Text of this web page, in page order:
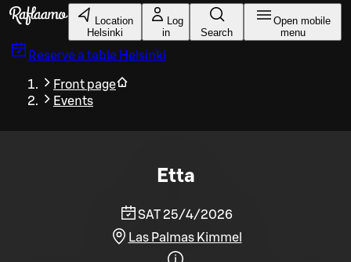
Skip to main content
Location
Helsinki
Log
in
Search
Open mobile
menu
Reserve a table Helsinki
Front page
Events
Etta
SAT 25/4/2026
Las Palmas Kimmel